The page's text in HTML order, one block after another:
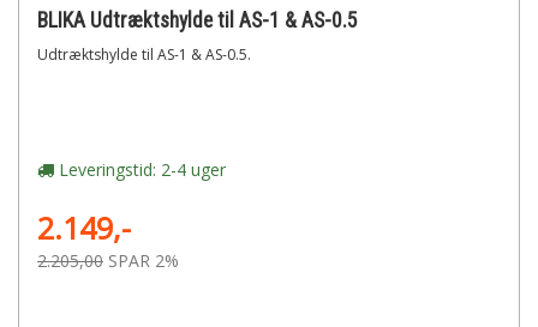
BLIKA Udtræktshylde til AS-1 & AS-0.5
Udtræktshylde til AS-1 & AS-0.5.
Leveringstid: 2-4 uger
2.149,-
2.205,00 SPAR 2%